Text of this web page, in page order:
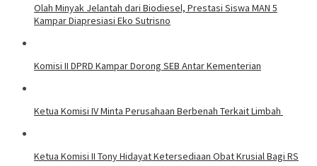
Olah Minyak Jelantah dari Biodiesel, Prestasi Siswa MAN 5
Kampar Diapresiasi Eko Sutrisno
Komisi II DPRD Kampar Dorong SEB Antar Kementerian
Ketua Komisi IV Minta Perusahaan Berbenah Terkait Limbah
Ketua Komisi II Tony Hidayat Ketersediaan Obat Krusial Bagi RS